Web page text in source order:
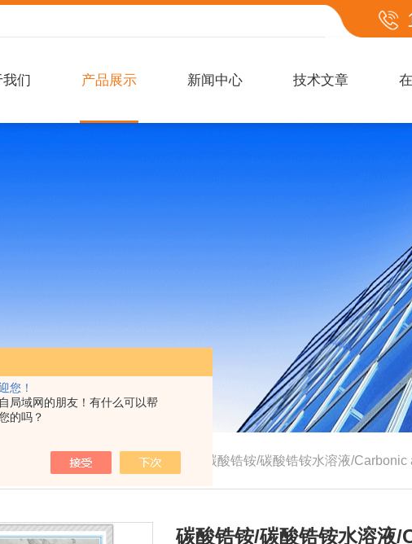
您！
局域网的朋友！有什么可以帮
的吗？
我们 产品展示 新闻中心 技术文章
位置： 首页>产品展示> > 碳酸锆铵/碳酸锆铵水溶液/
碳酸锆铵/碳酸锆铵水溶液